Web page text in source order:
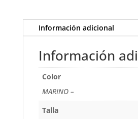
Información adicional
Información
Color
MARINO –
Talla